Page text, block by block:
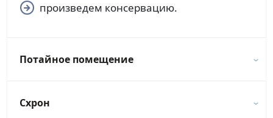
произведем консервацию.
Потайное помещение
Схрон